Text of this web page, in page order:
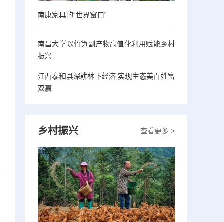
南康家具的“世界窗口”
南昌大学以竹笋副产物高值化利用赋能乡村
振兴
江西泰和县深耕林下经济 实现生态美百姓富
双赢
查看更多 >
乡村振兴